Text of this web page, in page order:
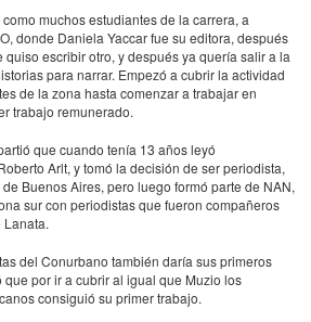
muchos estudiantes de la carrera, a
donde Daniela Yaccar fue su editora, después
escribir otro, y después ya quería salir a la
para narrar. Empezó a cubrir la actividad
de la zona hasta comenzar a trabajar en
trabajo remunerado.
que cuando tenía 13 años leyó
Arlt, y tomó la decisión de ser periodista,
Buenos Aires, pero luego formó parte de NAN,
sur con periodistas que fueron compañeros
del Conurbano también daría sus primeros
por ir a cubrir al igual que Muzio los
consiguió su primer trabajo.